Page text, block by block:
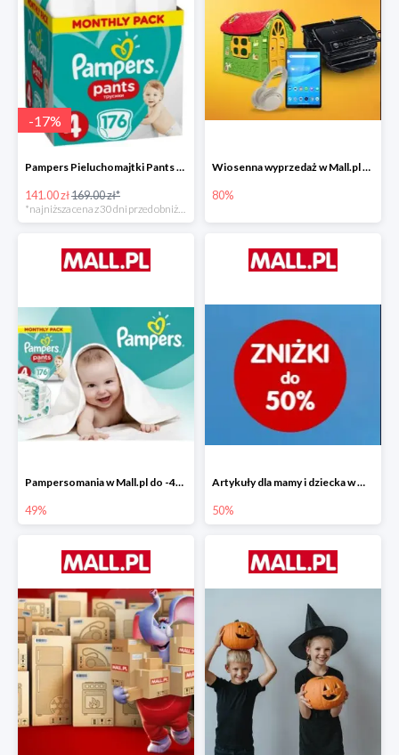
-17%
Pampers Pieluchomajtki Pants 4 (9-15 kg) 176 szt. -16%
141.00 zł169.00 zł*
Wiosenna wyprzedaż w Mall.pl do -80%
80%
Pampersomania w Mall.pl do -49%
49%
Artykuły dla mamy i dziecka w Mall.pl do -50%
50%